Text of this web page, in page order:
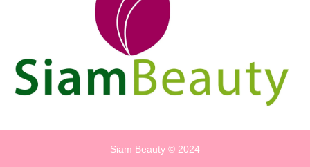
Siam Beauty © 2024